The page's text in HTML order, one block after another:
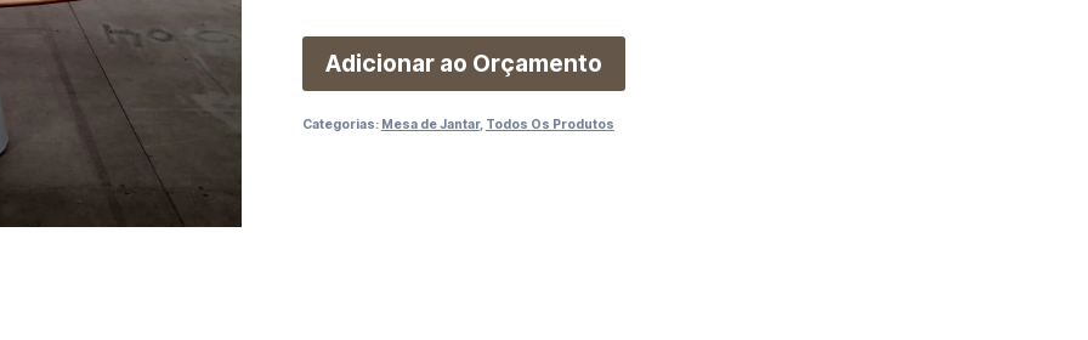
Adicionar ao Orçamento
Categorias: Mesa de Jantar, Todos Os Produtos